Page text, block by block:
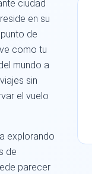
ciudad
en su
de
como tu
mundo a
sin
el vuelo
explorando
de
parecer